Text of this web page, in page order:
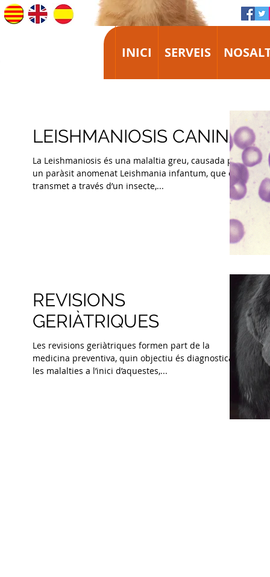
INICI SERVEIS
LEISHMANIOSIS CANINA
La Leishmaniosis és una malaltia greu, causada per
un paràsit anomenat Leishmania infantum, que es
transmet a través d’un insecte,...
REVISIONS
GERIÀTRIQUES
Les revisions geriàtriques formen part de la
medicina preventiva, quin objectiu és diagnosticar
les malalties a l’inici d’aquestes,...